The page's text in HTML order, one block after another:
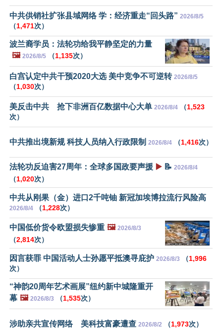
中共供销社扩张县域网络 学：经济重走“回头路” 2026/8/5
（1,471次）
波兰裔学员：法轮功给我平静坚定的力量
🖼️ 2026/8/5 （1,135次）
白宫认定中共干预2020大选 美中竞争不可逆转 2026/8/5
（1,030次）
美反击中共 抢下非洲百亿数据中心大单 2026/8/4 （1,523
次）
中共推出境新规 科技人员纳入行政限制 2026/8/4 （1,416次）
法轮功反迫害27周年：全球多国政要声援 ▶️ 📝 2026/8/4
（1,020次）
中共从刚果（金）进口2千吨铀 新冠加埃博拉流行风险高
2026/8/4 （1,228次）
中国低价货令欧盟损失惨重 🖼️ 2026/8/3
（2,814次）
因言获罪 中国活动人士孙愿平抵澳寻庇护 2026/8/3 （1,996
次）
“神韵20周年艺术画展”纽约新中城隆重开
幕 🖼️ 2026/8/3 （1,535次）
涉助亲共宣传网络 美科技富豪遭查 2026/8/2 （1,973次）